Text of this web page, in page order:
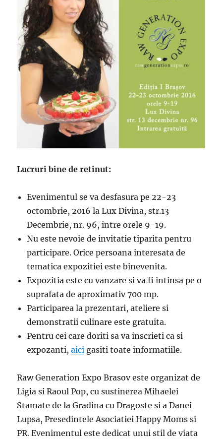
Lucruri bine de retinut:
Evenimentul se va desfasura pe 22-23
octombrie, 2016 la Lux Divina, str.13
Decembrie, nr. 96, intre orele 9-19.
Nu este nevoie de invitatie tiparita pentru
participare. Orice persoana interesata de
tematica expozitiei este binevenita.
Expozitia este cu vanzare si va fi intinsa pe o
suprafata de aproximativ 700 mp.
Participarea la prezentari, ateliere si
demonstratii culinare este gratuita.
Pentru cei care doriti sa va inscrieti ca si
expozanti,aici gasiti toate informatiile.
Raw Generation Expo Brasov este organizat de
Ligia si Raoul Pop, cu sustinerea Mihaelei
Stamate de la Gradina cu Dragoste si a Danei
Lupsa, Presedintele Asociatiei Happy Moms si
PR. Evenimentul este dedicat unui stil de viata